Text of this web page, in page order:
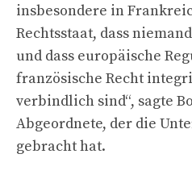
insbesondere in
Rechtsstaat, dass
und dass europäische
französische Recht
verbindlich sind“, sagte
Abgeordnete, der die
gebracht hat.